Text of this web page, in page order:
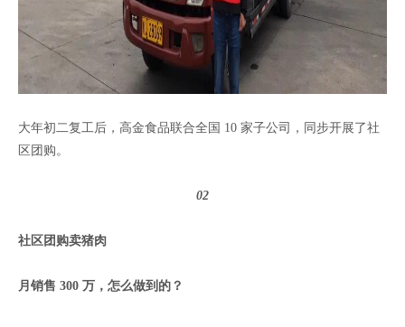
大年初二复工后，高金食品联合全国 10 家子公司，同步开展了社
区团购。
02
社区团购卖猪肉
月销售 300 万，怎么做到的？